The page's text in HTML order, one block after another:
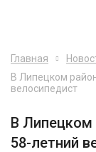
Главная
В Липецком
велосипедист
В Липецком
58-летний